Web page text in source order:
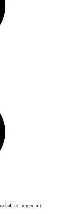
ist immer mit